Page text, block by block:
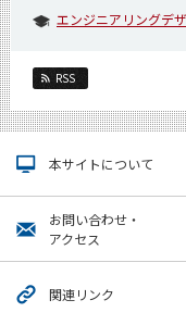
エンジニアリングデ
RSS
本サイトについて
お問い合わせ・
アクセス
関連リンク